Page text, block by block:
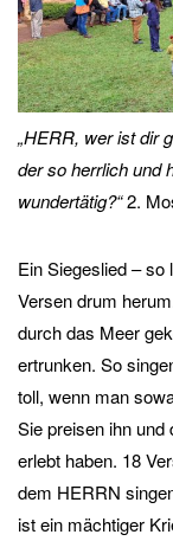
„HERR, wer ist dir
der so herrlich und
wundertätig?“2.
Ein Siegeslied – so
Versen drum
durch das Meer
ertrunken. So
toll, wenn man
Sie preisen ihn und
erlebt haben. 18
dem HERRN
ist ein mächtiger